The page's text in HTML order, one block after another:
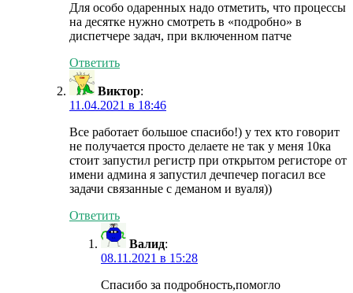
Для особо одаренных надо отметить, что процессы
на десятке нужно смотреть в «подробно» в
диспетчере задач, при включенном патче
Ответить
Виктор:
11.04.2021 в 18:46
Все работает большое спасибо!) у тех кто говорит
не получается просто делаете не так у меня 10ка
стоит запустил регистр при открытом регисторе от
имени админа я запустил дечпечер погасил все
задачи связанные с деманом и вуаля))
Ответить
Валид:
08.11.2021 в 15:28
Спасибо за подробность,помогло